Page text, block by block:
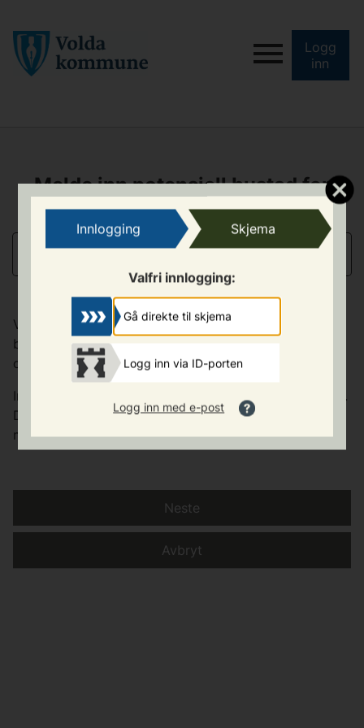
Innlogging Skjema
Valfri innlogging:
Gå direkte til skjema
Logg inn via ID-porten
Logg inn med e-post
Logg
inn
Melde inn potensiell bustad for
busetting av flyktningar
Volda kommune ønsker å få oversikt over potensielle
bustadar for busetting av flyktningar. Vi treng ei
oversikt over tilgjengelege bustadar.
Innsendt skjema er ingen kontrakt, men ei kartlegging.
Dersom det blir aktuelt med leige, vil vi ta kontakt
med deg.
Avbryt
Neste